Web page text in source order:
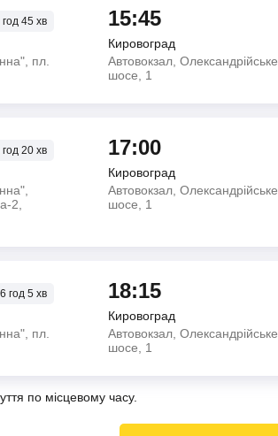
год45 хв
пл.
15:45
Кировоград
Автовокзал, Олександрійське
шосе, 1
год20 хв
2,
17:00
Кировоград
Автовокзал, Олександрійське
шосе, 1
6 год5 хв
пл.
18:15
Кировоград
Автовокзал, Олександрійське
шосе, 1
по місцевому часу.